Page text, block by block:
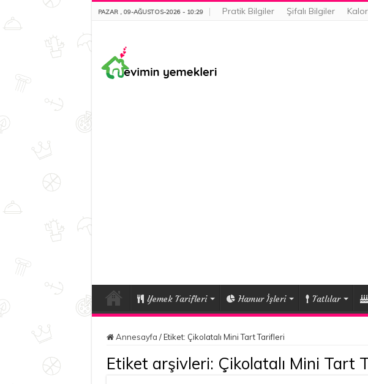
PAZAR , 09-AĞUSTOS-2026 - 10:29 Pratik Bilgiler Şifalı Bilgiler
Yemek Tarifleri Hamur İşleri Tatlılar
Annesayfa / Etiket: Çikolatalı Mini Tart Tarifleri
Etiket arşivleri: Çikolatalı Mini Tart